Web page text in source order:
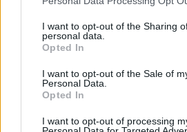
not limited to your visit or usage
grant or deny consent to Google and
use your data for below specified
consent section.
I want to opt-out of the Sharing
personal data.
Opted In
I want to opt-out of the Sale of
Personal Data.
Opted In
I want to opt-out of processing
A munkásosztály nem
JámborAndrás• 2017. július 24.
Puzsér Róberttel az a baj, hogy
problémaérzékenysége, és
Alapjáraton Puzsér egy